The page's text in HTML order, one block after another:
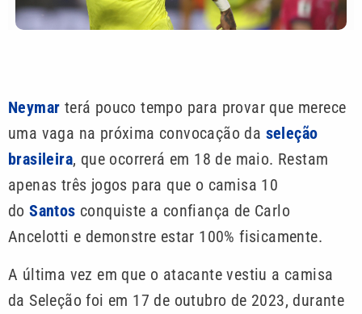
Neymar terá pouco tempo para provar que merece
uma vaga na próxima convocação da seleção
brasileira, que ocorrerá em 18 de maio. Restam
apenas três jogos para que o camisa 10
doSantos conquiste a confiança de Carlo
Ancelotti e demonstre estar 100% fisicamente.
A última vez em que o atacante vestiu a camisa
da Seleção foi em 17 de outubro de 2023, durante